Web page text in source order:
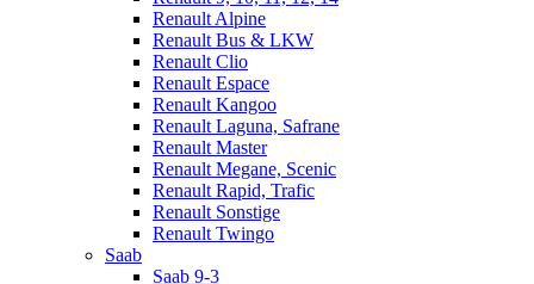
Renault Alpine
Renault Bus & LKW
Renault Clio
Renault Espace
Renault Kangoo
Renault Laguna, Safrane
Renault Master
Renault Megane, Scenic
Renault Rapid, Trafic
Renault Sonstige
Renault Twingo
Saab
Saab 9-3